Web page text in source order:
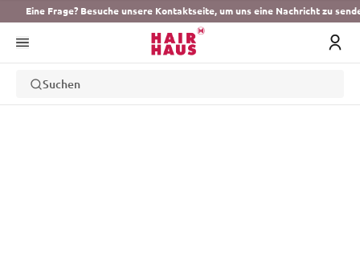
Eine Frage? Besuche unsere Kontaktseite, um uns eine Nachricht zu
Suchen